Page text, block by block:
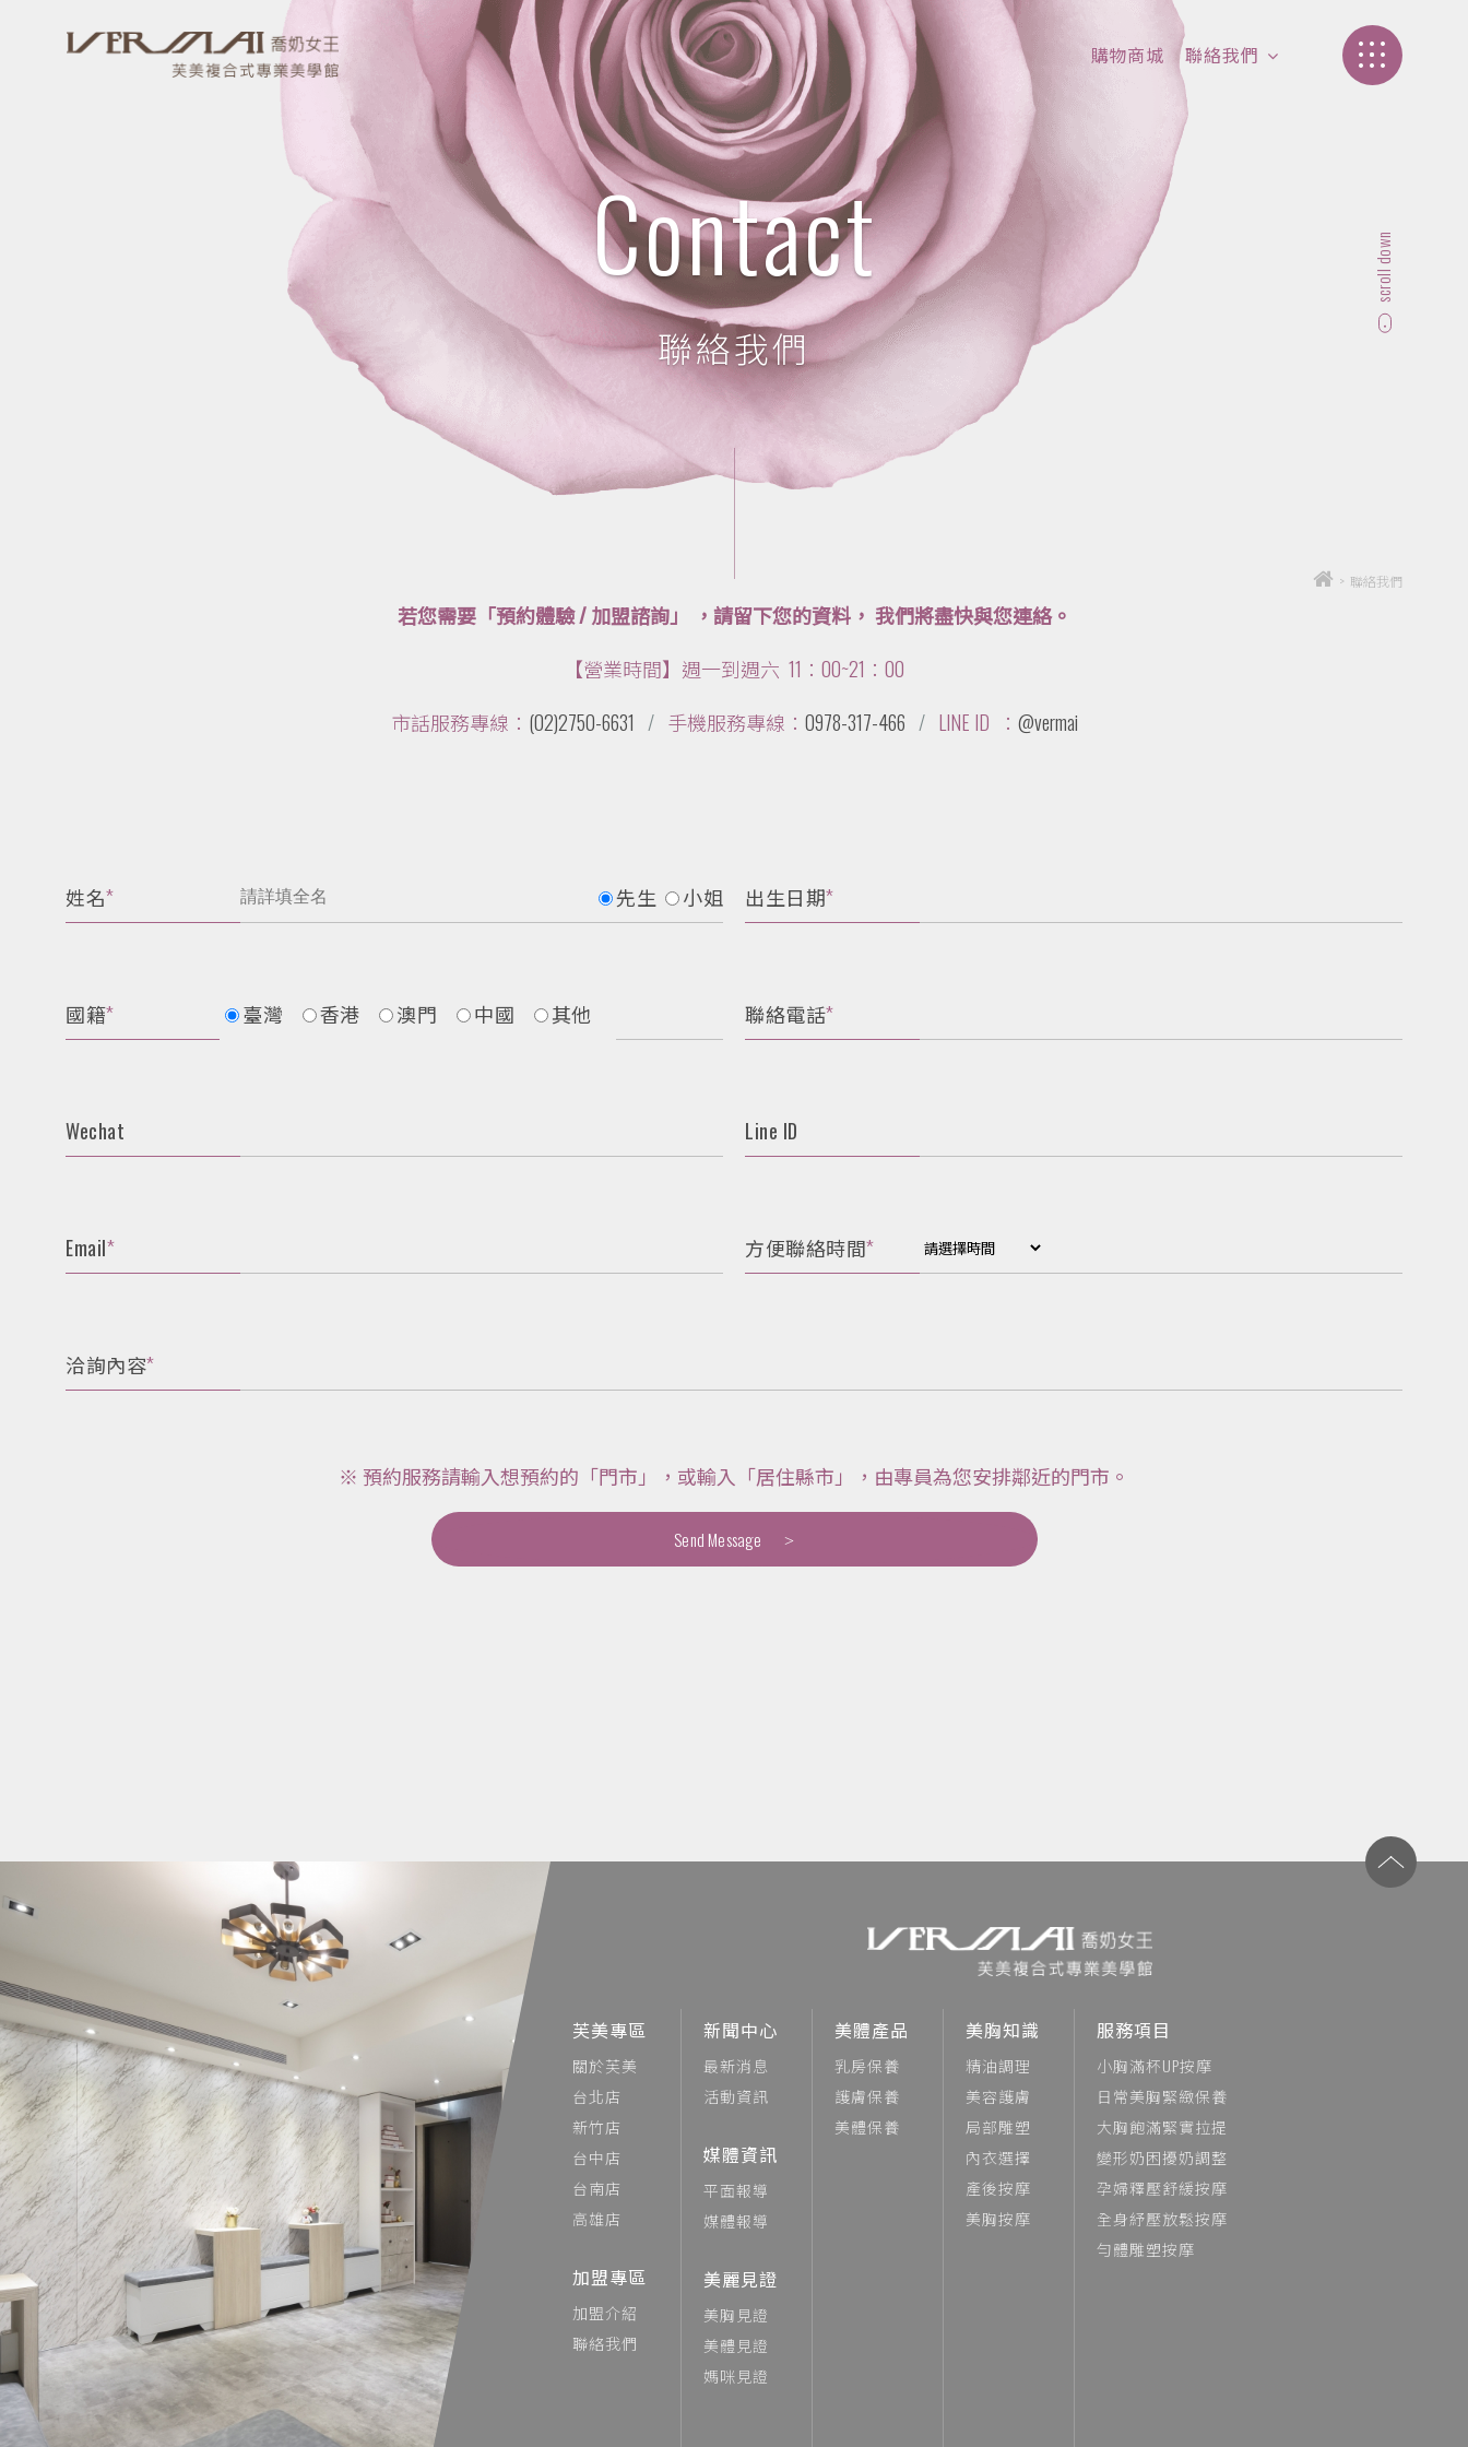
購物商城
聯絡我們
Contact
聯絡我們
scroll down
> 聯絡我們
若您需要「預約體驗 / 加盟諮詢」 ，請留下您的資料， 我們將盡快與您連絡。
【營業時間】週一到週六 11：00~21：00
市話服務專線： (02)2750-6631 / 手機服務專線： 0978-317-466 /LINE ID ： @vermai
姓名* 先生 小姐 出生日期*
國籍* 臺灣 香港 澳門 中國 其他 聯絡電話*
Wechat Line ID
Email* 方便聯絡時間*
洽詢內容*
※ 預約服務請輸入想預約的「門市」，或輸入「居住縣市」，由專員為您安排鄰近的門市。
Send Message >
芙美專區
關於芙美
台北店
新竹店
台中店
台南店
高雄店
加盟專區
加盟介紹
聯絡我們
新聞中心
最新消息
活動資訊
媒體資訊
平面報導
媒體報導
美麗見證
美胸見證
美體見證
媽咪見證
美體產品
乳房保養
護膚保養
美體保養
美胸知識
精油調理
美容護膚
局部雕塑
內衣選擇
產後按摩
美胸按摩
服務項目
小胸滿杯UP按摩
日常美胸緊緻保養
大胸飽滿緊實拉提
變形奶困擾奶調整
孕婦釋壓舒緩按摩
全身紓壓放鬆按摩
勻體雕塑按摩